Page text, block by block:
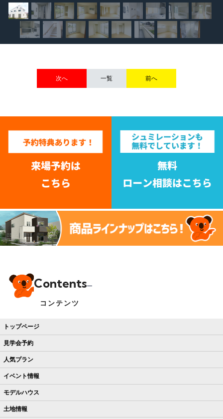
次へ 一覧 前へ
Contents
コンテンツ
トップページ
見学会予約
人気プラン
イベント情報
モデルハウス
土地情報